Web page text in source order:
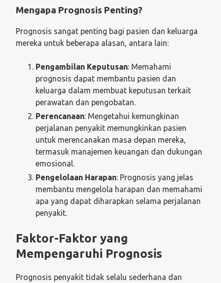
Mengapa Prognosis Penting?
Prognosis sangat penting bagi pasien dan keluarga
mereka untuk beberapa alasan, antara lain:
Pengambilan Keputusan: Memahami
prognosis dapat membantu pasien dan
keluarga dalam membuat keputusan terkait
perawatan dan pengobatan.
Perencanaan: Mengetahui kemungkinan
perjalanan penyakit memungkinkan pasien
untuk merencanakan masa depan mereka,
termasuk manajemen keuangan dan dukungan
emosional.
Pengelolaan Harapan: Prognosis yang jelas
membantu mengelola harapan dan memahami
apa yang dapat diharapkan selama perjalanan
penyakit.
Faktor-Faktor yang
Mempengaruhi Prognosis
Prognosis penyakit tidak selalu sederhana dan